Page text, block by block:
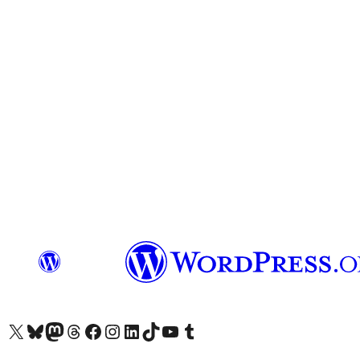
আমাদের X (আগের টুইটার) অ্যাকাউন্টে যানআমাদের Bluesky অ্যাকাউন্টটি দেখুনআমাদের মাস্টোডন অ্যাকাউন্টটি দেখুনআমাদের থ্রেডস অ্যাকাউন্টটি দেখুনআমাদের ফেসবুক পেজ দেখুনআমাদের ইন্সটাগ্রাম অ্যাকাউন্ট দেখুনআমাদের লিঙ্কডইন অ্যাকাউন্টে যানআমাদের TikTok অ্যাকাউন্টটি দেখুনআমাদের ইউটিউব চ্যানেলে যান আমাদের টাম্বলার অ্যাকাউন্ট দেখুন